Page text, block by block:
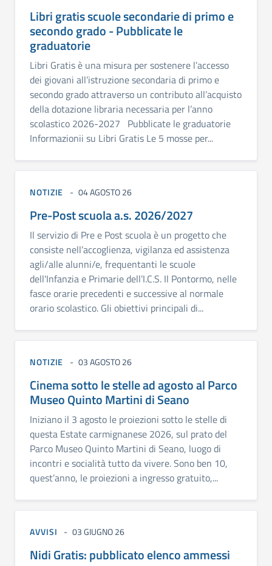
Libri gratis scuole secondarie di primo e
secondo grado - Pubblicate le
graduatorie
Libri Gratis è una misura per sostenere l’accesso
dei giovani all’istruzione secondaria di primo e
secondo grado attraverso un contributo all’acquisto
della dotazione libraria necessaria per l’anno
scolastico 2026-2027 Pubblicate le graduatorie
Informazionii su Libri Gratis Le 5 mosse per...
NOTIZIE 04 AGOSTO 26
Pre-Post scuola a.s. 2026/2027
Il servizio di Pre e Post scuola è un progetto che
consiste nell’accoglienza, vigilanza ed assistenza
agli/alle alunni/e, frequentanti le scuole
dell'Infanzia e Primarie dell’I.C.S. Il Pontormo, nelle
fasce orarie precedenti e successive al normale
orario scolastico. Gli obiettivi principali di...
NOTIZIE 03 AGOSTO 26
Cinema sotto le stelle ad agosto al Parco
Museo Quinto Martini di Seano
Iniziano il 3 agosto le proiezioni sotto le stelle di
questa Estate carmignanese 2026, sul prato del
Parco Museo Quinto Martini di Seano, luogo di
incontri e socialità tutto da vivere. Sono ben 10,
quest’anno, le proiezioni a ingresso gratuito,...
AVVISI 03 GIUGNO 26
Nidi Gratis: pubblicato elenco ammessi